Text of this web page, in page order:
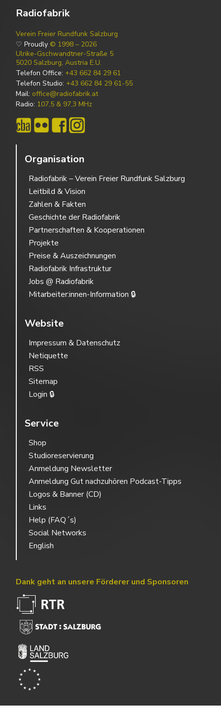
Radiofabrik
Verein Freier Rundfunk Salzburg
♡ Proudly © 1998 – 2026
Ulrike-Gschwandtner-Straße 5
5020 Salzburg, Austria E.U.
Telefon Office: +43 662 84 29 61
Telefon Studio: +43 662 84 29 61-55
Mail: office@radiofabrik.at
Radio: 107,5 & 97,3 MHz
Organisation
Radiofabrik – Verein Freier Rundfunk Salzburg
Leitbild & Vision
Zahlen & Fakten
Geschichte der Radiofabrik
Partnerschaften & Kooperationen
Projekte
Preise & Auszeichnungen
Radiofabrik Infrastruktur
Jobs @ Radiofabrik
Mitarbeiter:innen-Information 🔒
Website
Impressum & Datenschutz
Netiquette
RSS
Sitemap
Login 🔒
Service
Shop
Studioreservierung
Anmeldung Newsletter
Anmeldung Gut nachzuhören Podcast-Tipps
Logos & Banner (CD)
Links
Help (FAQ´s)
Social Networks
English
Dank geht an unsere Förderer und Sponsoren